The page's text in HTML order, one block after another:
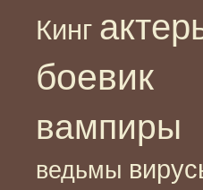
Кинг
боевик
вампиры
ведьмы